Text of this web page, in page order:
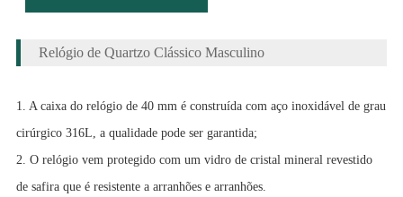
Relógio de Quartzo Clássico Masculino
1. A caixa do relógio de 40 mm é construída com aço inoxidável de grau
cirúrgico 316L, a qualidade pode ser garantida;
2. O relógio vem protegido com um vidro de cristal mineral revestido
de safira que é resistente a arranhões e arranhões.